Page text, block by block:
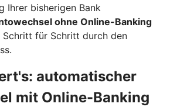
Ihrer bisherigen Bank
ohne Online-Banking
Schritt für Schritt durch den
automatischer
mit Online-Banking